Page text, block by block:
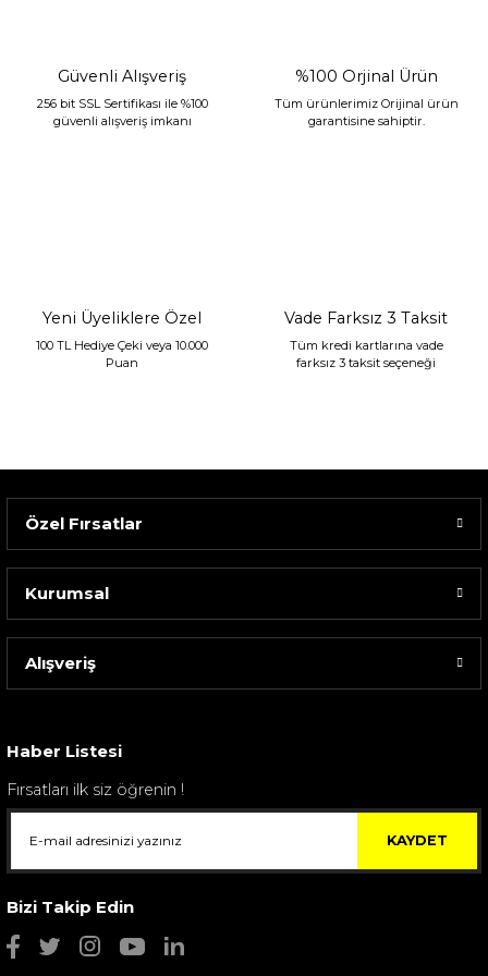
Sarev Elfıda Flanel Nevresim Takımı Çift Kişili...
Güvenli Alışveriş
256 bit SSL Sertifikası ile %100
güvenli alışveriş imkanı
%100 Orjinal Ürün
Tüm ürünlerimiz Orijinal ürün
garantisine sahiptir.
Yeni Üyeliklere Özel
100 TL Hediye Çeki veya 10.000
Puan
Vade Farksız 3 Taksit
Tüm kredi kartlarına vade
farksız 3 taksit seçeneği
Özel Fırsatlar
Kurumsal
Alışveriş
Haber Listesi
Fırsatları ilk siz öğrenin !
KAYDET
Bizi Takip Edin